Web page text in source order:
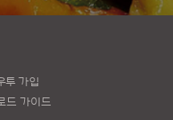
투 가입
드 가이드